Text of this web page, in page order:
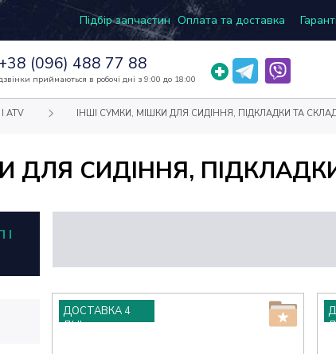
Підбір запчастин Оплата та доставка
+38 (096) 488 77 88
приймаються в робочі дні з 9:00 до 18:00
ATV ІНШІ СУМКИ, МІШКИ ДЛЯ СИДІННЯ, ПІДКЛАДКИ ТА
ДЛЯ СИДІННЯ,
ДОСТАВКА 4
ДНІ